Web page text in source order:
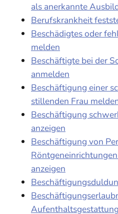
als anerkannte
Berufskrankheit
Beschädigtes oder
melden
Beschäftigte bei der
anmelden
Beschäftigung einer
stillenden Frau
Beschäftigung
anzeigen
Beschäftigung von
anzeigen